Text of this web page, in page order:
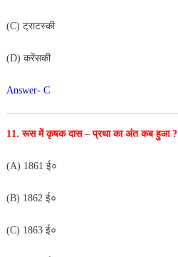
(C) ट्राटस्की
(D) करेंसकी
Answer- C
11. रूस में कृषक दास –प्रथा का अंत कब हुआ ?
(A) 1861 ई०
(B) 1862 ई०
(C) 1863 ई०